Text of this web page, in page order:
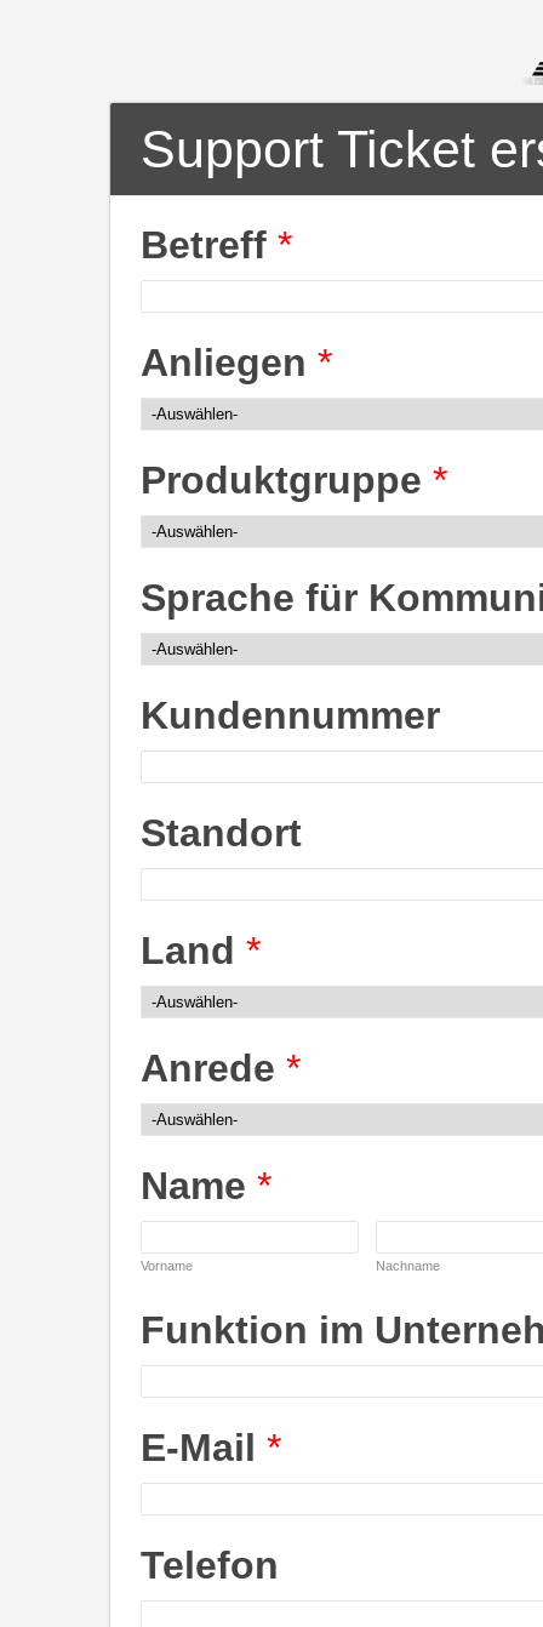
Support Ticket
Betreff *
Anliegen *
Produktgruppe *
Sprache für
Kundennummer
Standort
Land *
Anrede *
Name *
Vorname Nachname
Funktion im
E-Mail *
Telefon